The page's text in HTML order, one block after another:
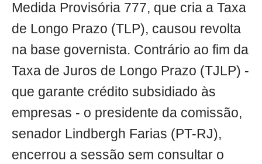
Medida Provisória 777, que cria a Taxa
de Longo Prazo (TLP), causou revolta
na base governista. Contrário ao fim da
Taxa de Juros de Longo Prazo (TJLP) -
que garante crédito subsidiado às
empresas - o presidente da comissão,
senador Lindbergh Farias (PT-RJ),
encerrou a sessão sem consultar o